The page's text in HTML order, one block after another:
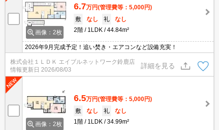
画像：2枚
6.7万円(管理費等：5,000円)
敷
なし 礼
なし
2階
1LDK 44.84m²
2026年9月完成予定！追い焚き・エアコンなど設備充実！
株式会社１ＬＤＫ エイブルネットワーク鈴鹿店
情報更新日 2026/08/03
詳細を見る
画像：2枚
6.5万円(管理費等：5,000円)
敷
なし 礼
なし
1階
1LDK 34.99m²